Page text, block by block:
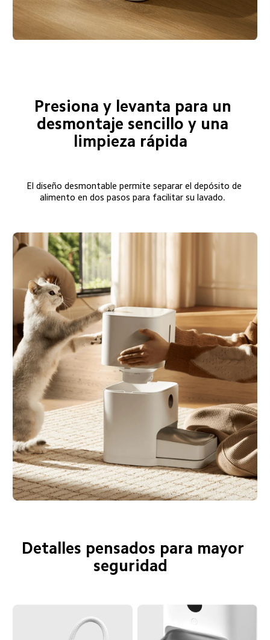
Presiona y levanta para un
desmontaje sencillo y una
limpieza rápida
El diseño desmontable permite separar el depósito de
alimento en dos pasos para facilitar su lavado.
Detalles pensados para mayor
seguridad